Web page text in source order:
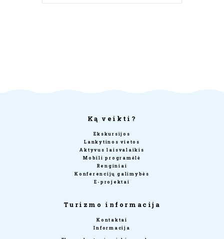
Ką veikti?
Ekskursijos
Lankytinos vietos
Aktyvus laisvalaikis
Mobili programėlė
Renginiai
Konferencijų galimybės
E-projektai
Turizmo informacija
Kontaktai
Informacija